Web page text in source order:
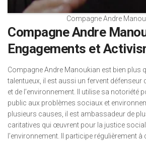
Compagne Andre
Compagne Andre
Engagements et
Compagne Andre Manoukian est bien plus
talentueux, il est aussi un fervent défenseur
et de l’environnement. Il utilise sa notoriété
public aux problèmes sociaux et
plusieurs causes, il est ambassadeur de
caritatives qui œuvrent pour la justice
l’environnement. Il participe régulièrement à